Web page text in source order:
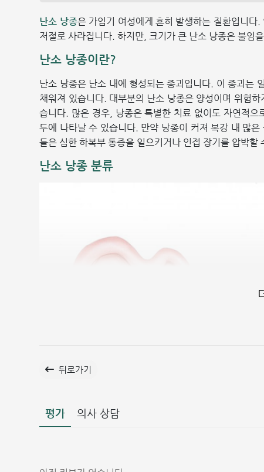
난소 낭종은 가임기 여성에게 흔히 발생하는 질환입니다
저절로 사라집니다. 하지만, 크기가 큰 난소 낭종은 불임
난소 낭종이란?
난소 낭종은 난소 내에 형성되는 종괴입니다. 이 종괴는
채워져 있습니다. 대부분의 난소 낭종은 양성이며 위험
습니다. 많은 경우, 낭종은 특별한 치료 없이도 자연적
두에 나타날 수 있습니다. 만약 낭종이 커져 복강 내 많
들은 심한 하복부 통증을 일으키거나 인접 장기를 압박할
난소 낭종 분류
뒤로가기
평가 의사 상담